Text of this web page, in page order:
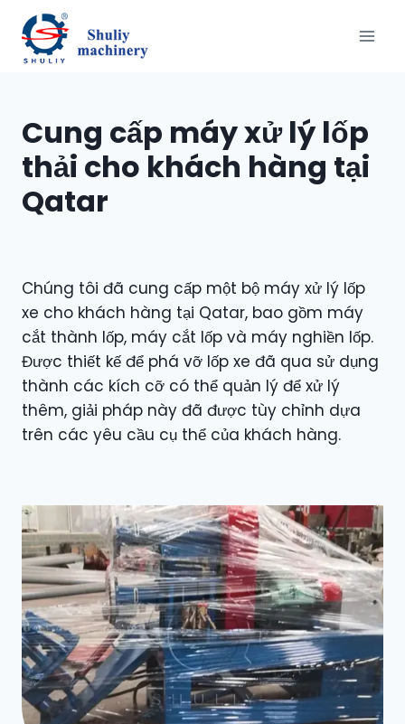
content
Cung cấp máy xử lý lốp
thải cho khách hàng tại
Qatar
Chúng tôi đã cung cấp một bộ máy xử lý lốp
xe cho khách hàng tại Qatar, bao gồm máy
cắt thành lốp, máy cắt lốp và máy nghiền lốp.
Được thiết kế để phá vỡ lốp xe đã qua sử dụng
thành các kích cỡ có thể quản lý để xử lý
thêm, giải pháp này đã được tùy chỉnh dựa
trên các yêu cầu cụ thể của khách hàng.